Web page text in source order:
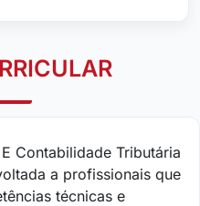
Contabilidade Tributária
a profissionais que
técnicas e